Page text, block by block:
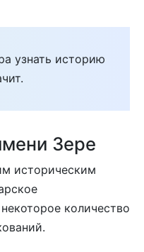
узнать историю
Зере
историческим
количество